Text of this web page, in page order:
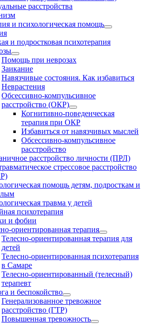
расстройства
и психологическая помощь
и подростковая психотерапия
Помощь при неврозах
Заикание
Навязчивые состояния. Как избавиться
Неврастения
Обсессивно-компульсивное
расстройство (ОКР)
Когнитивно-поведенческая
терапия при ОКР
Избавиться от навязчивых мыслей
Обсессивно-компульсивное
расстройство
расстройство личности (ПРЛ)
стрессовое расстройство
помощь детям, подросткам и
травма у детей
психотерапия
и фобии
ориентированная терапия
Телесно-ориентированная терапия для
детей
Телесно-ориентированная психотерапия
в Самаре
Телесно-ориентированный (телесный)
терапевт
и беспокойство
Генерализованное тревожное
расстройство (ГТР)
Повышенная тревожность